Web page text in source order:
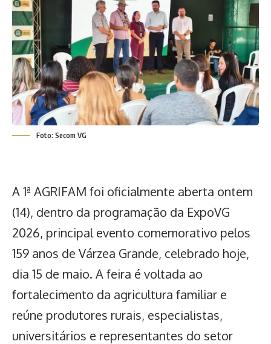
Foto: Secom VG
A 1ª AGRIFAM foi oficialmente aberta ontem
(14), dentro da programação da ExpoVG
2026, principal evento comemorativo pelos
159 anos de Várzea Grande, celebrado hoje,
dia 15 de maio. A feira é voltada ao
fortalecimento da agricultura familiar e
reúne produtores rurais, especialistas,
universitários e representantes do setor